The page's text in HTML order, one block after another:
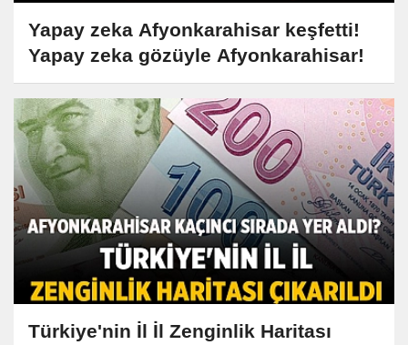
Yapay zeka Afyonkarahisar keşfetti!
Yapay zeka gözüyle Afyonkarahisar!
Türkiye'nin İl İl Zenginlik Haritası